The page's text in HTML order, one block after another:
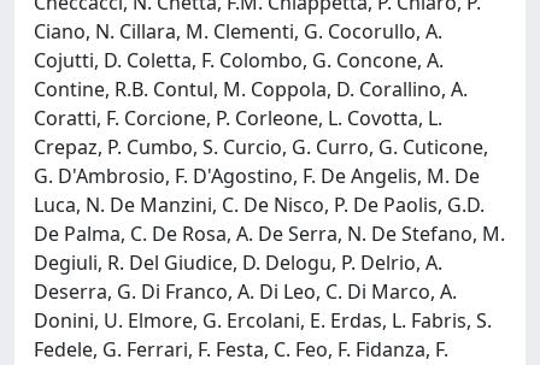
Ciano, N. Cillara, M. Clementi, G. Cocorullo, A.
Cojutti, D. Coletta, F. Colombo, G. Concone, A.
Contine, R.B. Contul, M. Coppola, D. Corallino, A.
Coratti, F. Corcione, P. Corleone, L. Covotta, L.
Crepaz, P. Cumbo, S. Curcio, G. Curro, G. Cuticone,
G. D'Ambrosio, F. D'Agostino, F. De Angelis, M. De
Luca, N. De Manzini, C. De Nisco, P. De Paolis, G.D.
De Palma, C. De Rosa, A. De Serra, N. De Stefano, M.
Degiuli, R. Del Giudice, D. Delogu, P. Delrio, A.
Deserra, G. Di Franco, A. Di Leo, C. Di Marco, A.
Donini, U. Elmore, G. Ercolani, E. Erdas, L. Fabris, S.
Fedele, G. Ferrari, F. Festa, C. Feo, F. Fidanza, F.